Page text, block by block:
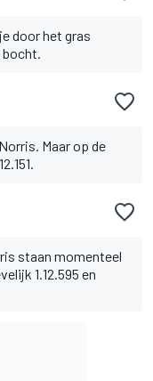
door het gras
bocht.
Maar op de
staan momenteel
1.12.595 en